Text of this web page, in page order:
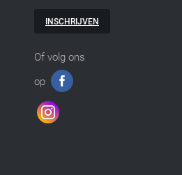
INSCHRIJVEN
Of volg ons
op